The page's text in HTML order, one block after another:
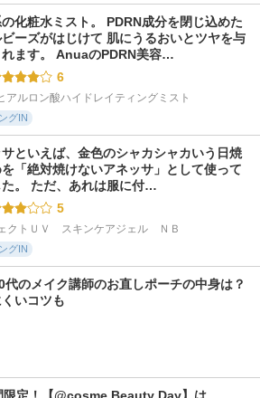
化粧水ミスト。 PDRN成分を閉じ込めた
ーズがはじけて 肌にうるおいとツヤを与
れます。 AnuaのPDRN美容…
6
アルロン酸ハイドレイティングミスト
グIN
といえば、金色のシャカシャカいう日焼
「絶対焼けないアネッサ」として使って
た。 ただ、あれは服に付…
5
クトＵＶ　スキンケアジェル　ＮＢ
グIN
代のメイク講師のお直しポーチの中身は？
いコツも